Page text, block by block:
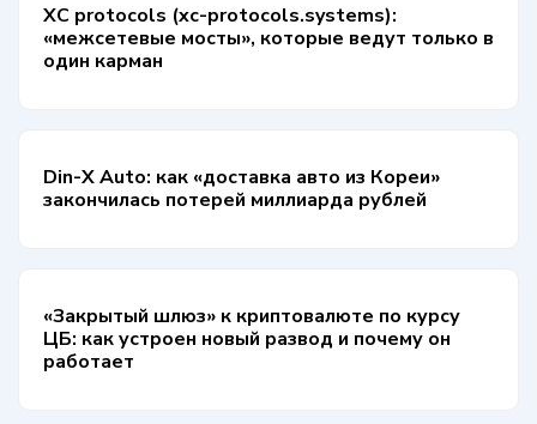
XC protocols (xc-protocols.systems):
«межсетевые мосты», которые ведут только в
один карман
Din-X Auto: как «доставка авто из Кореи»
закончилась потерей миллиарда рублей
«Закрытый шлюз» к криптовалюте по курсу
ЦБ: как устроен новый развод и почему он
работает